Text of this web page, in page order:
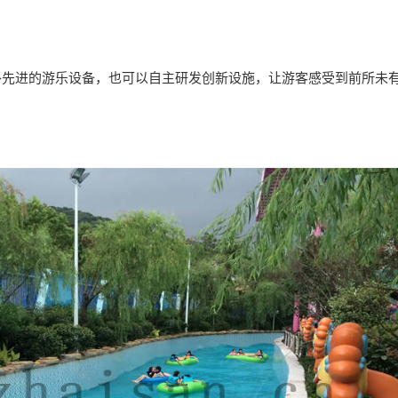
进的游乐设备，也可以自主研发创新设施，让游客感受到前所未